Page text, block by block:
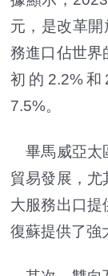
元，是改革
務進口佔世界
初的2.2%
7.5%。
畢馬威亞太
貿易發展，尤
大服務出口提
復蘇提供了強